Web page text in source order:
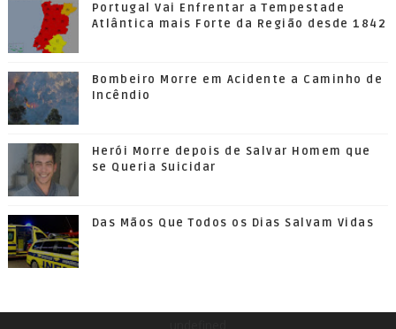
Portugal Vai Enfrentar a Tempestade
Atlântica mais Forte da Região desde 1842
Bombeiro Morre em Acidente a Caminho de
Incêndio
Herói Morre depois de Salvar Homem que
se Queria Suicidar
Das Mãos Que Todos os Dias Salvam Vidas